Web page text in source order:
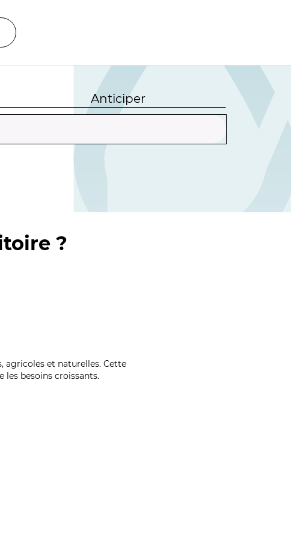
Anticiper
?
agricoles et naturelles. Cette
besoins croissants.